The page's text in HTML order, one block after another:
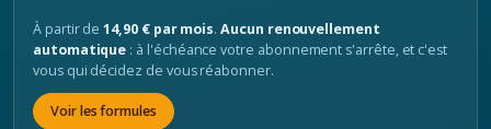
À partir de14,90 € par mois.Aucun renouvellement
automatique : à l'échéance votre abonnement s'arrête, et c'est
vous qui décidez de vous réabonner.
Voir les formules